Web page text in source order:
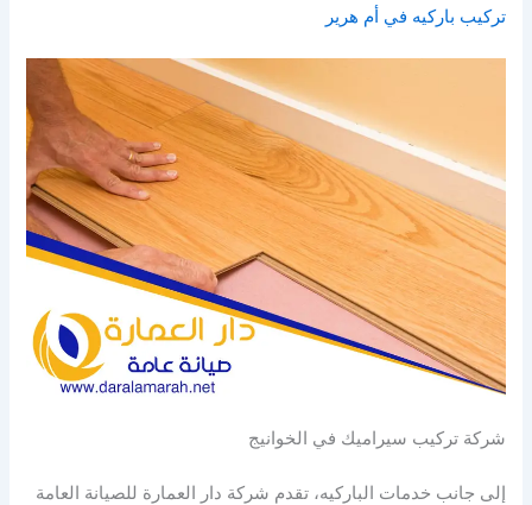
تركيب باركيه في أم هرير
شركة تركيب سيراميك في الخوانيج
إلى جانب خدمات الباركيه، تقدم شركة دار العمارة للصيانة العامة